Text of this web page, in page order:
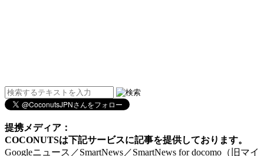
提携メディア：
COCONUTSは下記サービスに記事を提供しております。
Googleニュース／SmartNews／SmartNews for docomo（旧マイ